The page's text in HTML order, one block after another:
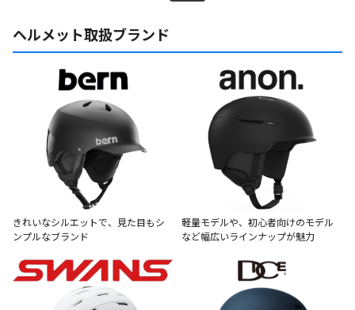
ヘルメット取扱ブランド
きれいなシルエットで、見た目もシ
ンプルなブランド
軽量モデルや、初心者向けのモデル
など幅広いラインナップが魅力